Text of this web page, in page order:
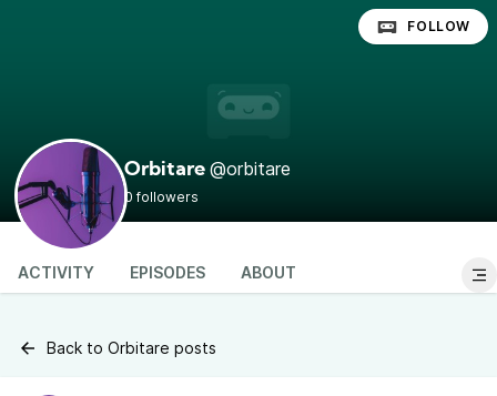
Orbitare @orbitare
0 followers
FOLLOW
ACTIVITY EPISODES ABOUT
Back to Orbitare posts